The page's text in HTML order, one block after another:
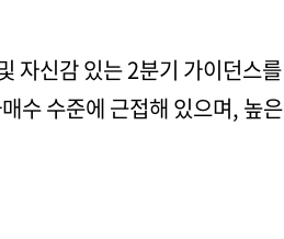
자신감 있는 2분기 가이던스를
수 수준에 근접해 있으며, 높은